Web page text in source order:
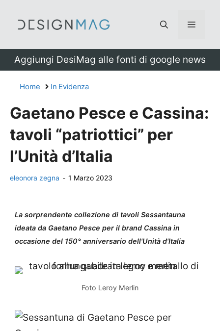
Menu
Aggiungi DesiMag alle fonti di google news
Home In Evidenza
Gaetano Pesce e Cassina:
tavoli “patriottici” per
l’Unità d’Italia
eleonora zegna - 1 Marzo 2023
La sorprendente collezione di tavoli Sessantauna
ideata da Gaetano Pesce per il brand Cassina in
occasione del 150° anniversario dell'Unità d'Italia
Foto Leroy Merlin